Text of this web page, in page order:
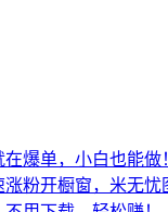
爆单，小白也能做
粉开橱窗，米无忧